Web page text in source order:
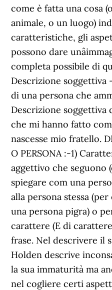
come è fatta una cosa
animale, o un luogo)
caratteristiche, gli
possono dare
completa possibile di
Descrizione soggettiva
di una persona che
Descrizione
che mi hanno fatto
nascesse mio fratello.
O PERSONA :-1)
aggettivo che seguono
spiegare com una
alla persona stessa
una persona pigra) o
carattere (E di
frase. Nel descrivere il
Holden descrive
la sua immaturità ma
nel cogliere certi